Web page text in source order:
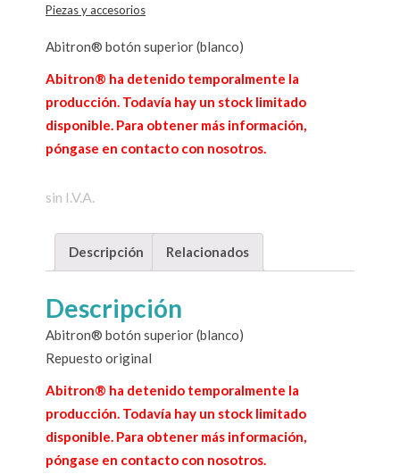
Piezas y accesorios
Abitron® botón superior (blanco)
Abitron® ha detenido temporalmente la
producción. Todavía hay un stock limitado
disponible. Para obtener más información,
póngase en contacto con nosotros.
sin I.V.A.
Descripción Relacionados
Descripción
Abitron® botón superior (blanco)
Repuesto original
Abitron® ha detenido temporalmente la
producción. Todavía hay un stock limitado
disponible. Para obtener más información,
póngase en contacto con nosotros.